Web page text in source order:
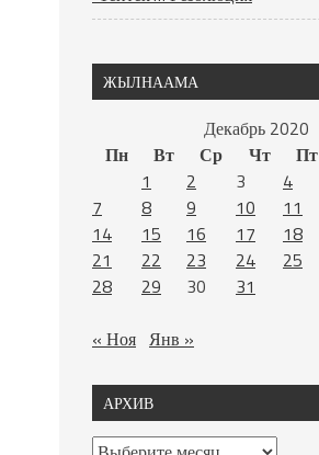
ЖЫЛНААМА
Декабрь 2020
Пн
Вт Ср Чт Пт
1
2 3 4
7
8 9 10 11
14
15 16 17 18
21
22 23 24 25
28
29 30
31
« Ноя Янв »
АРХИВ